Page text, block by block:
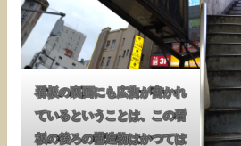
看板の裏面にも広告が書かれ
ているということは、この看
板の後ろの構造物はかつては